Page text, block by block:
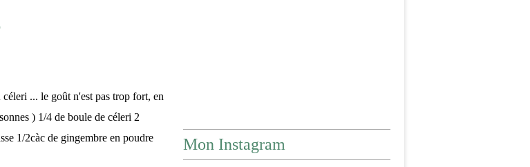
... le goût n'est pas trop fort, en
) 1/4 de boule de céleri 2
1/2càc de gingembre en poudre
Mon Instagram